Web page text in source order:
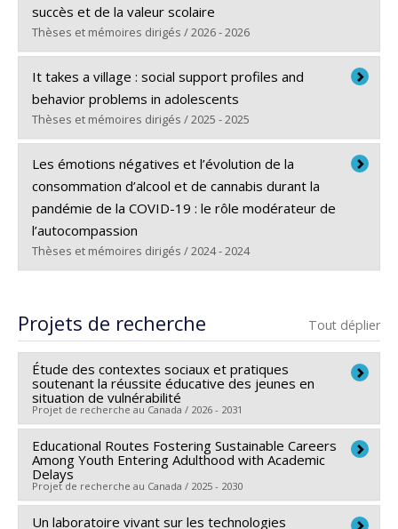
Diplôme obtenu :Ph. D.
Lien vers le document dans Papyrus
succès et de la valeur scolaire
Thèses et mémoires dirigés / 2026 - 2026
Diplômé(e) :Lalumière, Axelle
Cycle :Maîtrise
Diplôme obtenu :M. Sc.
Lien vers le document dans Papyrus
It takes a village : social support profiles and
behavior problems in adolescents
Thèses et mémoires dirigés / 2025 - 2025
Diplômé(e) :D'Andrea, Tessa-Marie
Cycle :Maîtrise
Diplôme obtenu :M. Sc.
Lien vers le document dans Papyrus
Les émotions négatives et l’évolution de la
consommation d’alcool et de cannabis durant la
pandémie de la COVID-19 : le rôle modérateur de
l’autocompassion
Thèses et mémoires dirigés / 2024 - 2024
Cycle :Maîtrise
Diplôme obtenu :M. Sc.
Lien vers le document dans Papyrus
Projets de recherche Tout déplier
Étude des contextes sociaux et pratiques
soutenant la réussite éducative des jeunes en
situation de vulnérabilité
Projet de recherche au Canada / 2026 - 2031
Chercheur principal : Isabelle Archambault
Co-chercheurs : Linda S. Pagani,Sophie Parent,
Janosz,Véronique Dupéré,Elizabeth Olivier
Tardif-Grenier
Marie-Claude Salvas Éric Dion
Educational Routes Fostering Sustainable Careers
Among Youth Entering Adulthood with Academic
Delays
Projet de recherche au Canada / 2025 - 2030
Chercheur principal : Véronique Dupéré
Un laboratoire vivant sur les technologies